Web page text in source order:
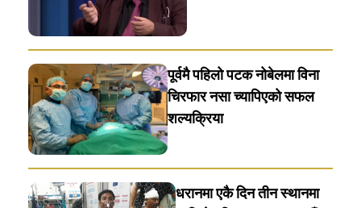
पूर्वमै पहिलो पटक नोबेलमा विना
चिरफार नसा च्यापिएको सफल
शल्यक्रिया
धरानमा एकै दिन तीन स्थानमा